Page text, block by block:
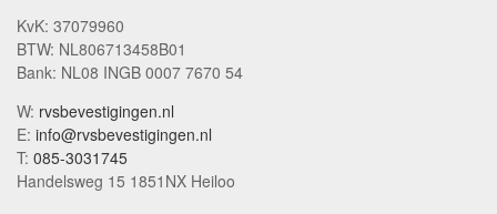
KvK: 37079960
BTW: NL806713458B01
Bank: NL08 INGB 0007 7670 54
W: rvsbevestigingen.nl
E: info@rvsbevestigingen.nl
T: 085-3031745
Handelsweg 15 1851NX Heiloo